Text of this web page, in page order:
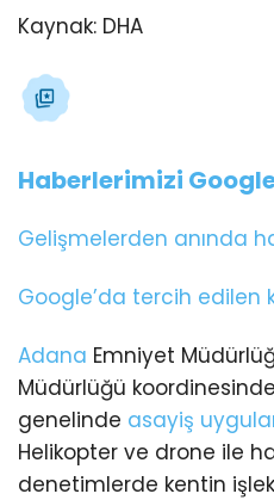
Kaynak: DHA
Haberlerimizi
Gelişmelerden anında
Google’da tercih edilen
Adana Emniyet
Müdürlüğü
genelinde asayiş
Helikopter ve drone ile
denetimlerde kentin